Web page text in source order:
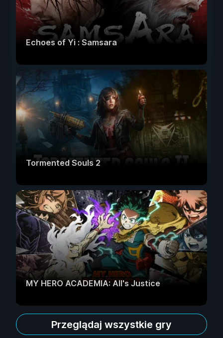
Echoes of Yi : Samsara
Tormented Souls 2
MY HERO ACADEMIA: All's Justice
Przeglądaj wszystkie gry